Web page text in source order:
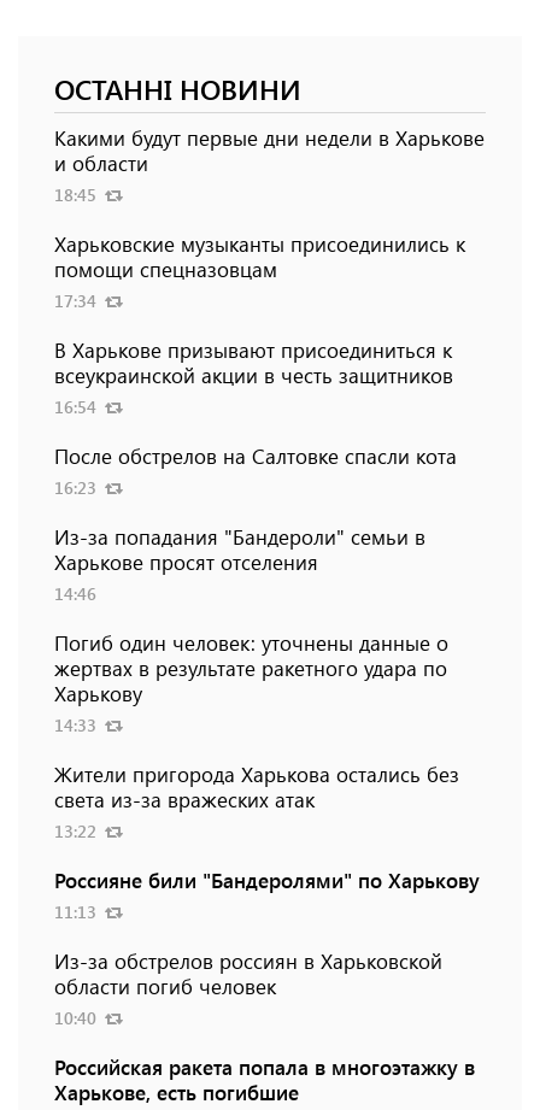
ОСТАННІ НОВИНИ
Какими будут первые дни недели в Харькове
и области
18:45
Харьковские музыканты присоединились к
помощи спецназовцам
17:34
В Харькове призывают присоединиться к
всеукраинской акции в честь защитников
16:54
После обстрелов на Салтовке спасли кота
16:23
Из-за попадания "Бандероли" семьи в
Харькове просят отселения
14:46
Погиб один человек: уточнены данные о
жертвах в результате ракетного удара по
Харькову
14:33
Жители пригорода Харькова остались без
света из-за вражеских атак
13:22
Россияне били "Бандеролями" по Харькову
11:13
Из-за обстрелов россиян в Харьковской
области погиб человек
10:40
Российская ракета попала в многоэтажку в
Харькове, есть погибшие